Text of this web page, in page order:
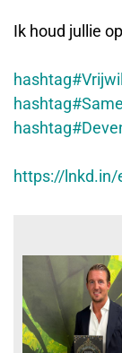
Ik houd jullie
https://lnkd.in/